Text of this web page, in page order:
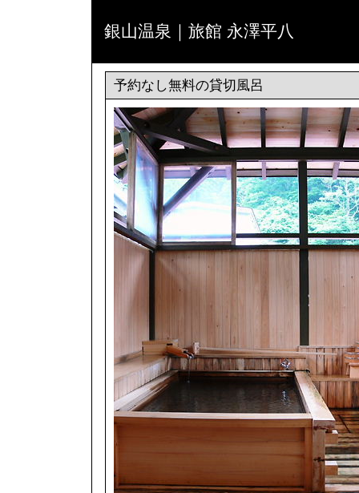
銀山温泉｜旅館 永澤平八
予約なし無料の貸切風呂